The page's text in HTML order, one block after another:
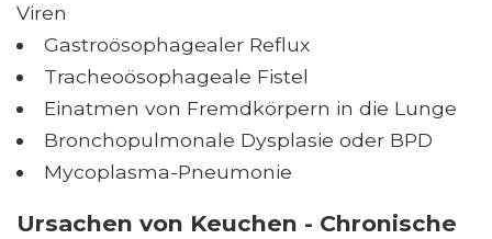
Viren
Gastroösophagealer Reflux
Tracheoösophageale Fistel
Einatmen von Fremdkörpern in die Lunge
Bronchopulmonale Dysplasie oder BPD
Mycoplasma-Pneumonie
Ursachen von Keuchen - Chronische